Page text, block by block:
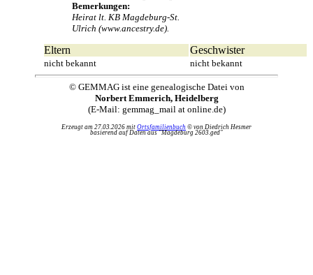
Bemerkungen:
Heirat lt. KB Magdeburg-St.
Ulrich (www.ancestry.de).
Eltern Geschwister
nicht bekannt nicht bekannt
© GEMMAG ist eine genealogische Datei von
Norbert Emmerich, Heidelberg
(E-Mail: gemmag_mail at online.de)
Erzeugt am 27.03.2026 mit Ortsfamilienbuch © von Diedrich Hesmer
basierend auf Daten aus "Magdeburg 2603.ged"